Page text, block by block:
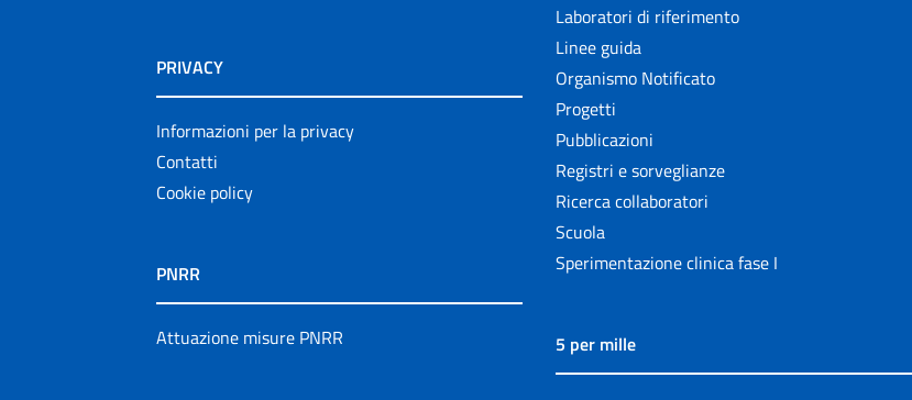
PRIVACY
Informazioni per la privacy
Contatti
Cookie policy
PNRR
Attuazione misure PNRR
Laboratori di riferimento
Linee guida
Organismo Notificato
Progetti
Pubblicazioni
Registri e sorveglianze
Ricerca collaboratori
Scuola
Sperimentazione clinica fase I
5 per mille